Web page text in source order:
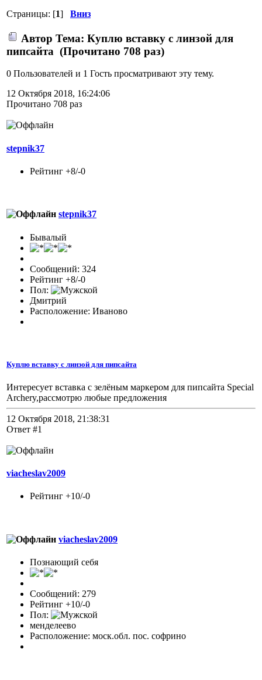
Страницы: [1] Вниз
Автор Тема: Куплю вставку с линзой для
пипсайта (Прочитано 708 раз)
0 Пользователей и 1 Гость просматривают эту тему.
12 Октября 2018, 16:24:06
Прочитано 708 раз
stepnik37
Рейтинг +8/-0
stepnik37
Бывалый
Сообщений: 324
Рейтинг +8/-0
Пол:
Дмитрий
Расположение: Иваново
Куплю вставку с линзой для пипсайта
Интересует вставка с зелёным маркером для пипсайта Special
Archery,рассмотрю любые предложения
12 Октября 2018, 21:38:31
Ответ #1
viacheslav2009
Рейтинг +10/-0
viacheslav2009
Познающий себя
Сообщений: 279
Рейтинг +10/-0
Пол:
менделеево
Расположение: моск.обл. пос. софрино